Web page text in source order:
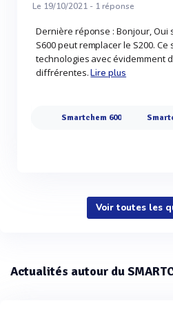
Le 19/10/2021 - 1réponse
Dernière réponse : Bonjour, Oui
S600 peut remplacer le S200. Ce
technologies avec évidemment
diffrérentes.Lire plus
Smartchem 600
Voir toutes les
Actualités autour du